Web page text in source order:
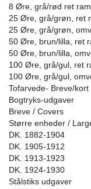
8 Øre, grå/rød ret
25 Øre, grå/grøn, ret
25 Øre, grå/grøn,
50 Øre, brun/lilla, ret
50 Øre, brun/lilla,
100 Øre, grå/gul, ret
100 Øre, grå/gul,
Tofarvede- Breve/kort
Bogtryks-udgaver
Breve / Covers
Større enheder /
DK. 1882-1904
DK. 1905-1912
DK. 1913-1923
DK. 1924-1930
Stålstiks udgaver